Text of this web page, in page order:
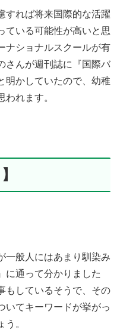
すれば将来国際的な活躍
ている可能性が高いと思
ナショナルスクールが有
さんが週刊誌に『国際バ
明かしていたので、幼稚
れます。
一般人にはあまり馴染み
に通って分かりました
もしているそうで、その
いてキーワードが挙がっ
。